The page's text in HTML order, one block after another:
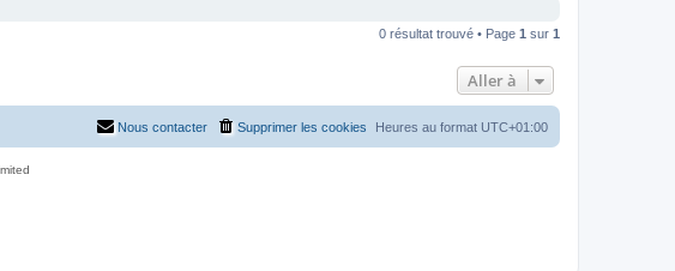
0 résultat trouvé • Page 1 sur 1
Aller à
Heures au format UTC+01:00
Supprimer les cookies
Nous contacter